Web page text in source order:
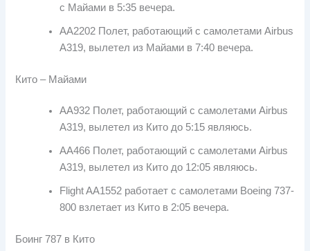
с Майами в 5:35 вечера.
AA2202 Полет, работающий с самолетами Airbus
A319, вылетел из Майами в 7:40 вечера.
Кито – Майами
AA932 Полет, работающий с самолетами Airbus
A319, вылетел из Кито до 5:15 являюсь.
AA466 Полет, работающий с самолетами Airbus
A319, вылетел из Кито до 12:05 являюсь.
Flight AA1552 работает с самолетами Boeing 737-
800 взлетает из Кито в 2:05 вечера.
Боинг 787 в Кито